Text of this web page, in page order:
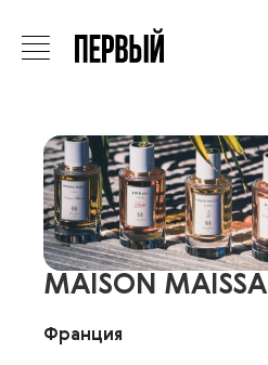
MAISON MAISSA
Франция